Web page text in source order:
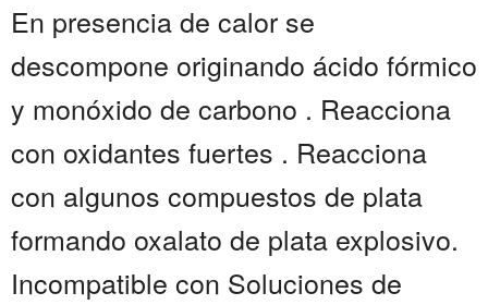
En presencia de calor se
descompone originando ácido fórmico
y monóxido de carbono . Reacciona
con oxidantes fuertes . Reacciona
con algunos compuestos de plata
formando oxalato de plata explosivo.
Incompatible con Soluciones de